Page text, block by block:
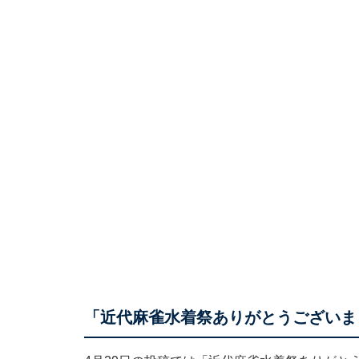
「近代麻雀水着祭ありがとうござい